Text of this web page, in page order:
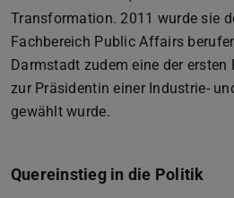
Transformation. 2011 wurde sie
Fachbereich Public Affairs
Darmstadt zudem eine der ersten
zur Präsidentin einer Industrie-
gewählt wurde.
Quereinstieg in die Politik